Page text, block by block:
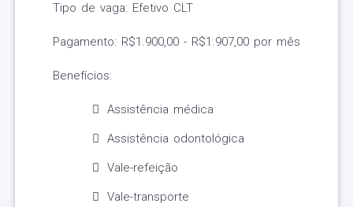
Tipo de vaga: Efetivo CLT
Pagamento: R$1.900,00 - R$1.907,00 por mês
Benefícios:
Assistência médica
Assistência odontológica
Vale-refeição
Vale-transporte